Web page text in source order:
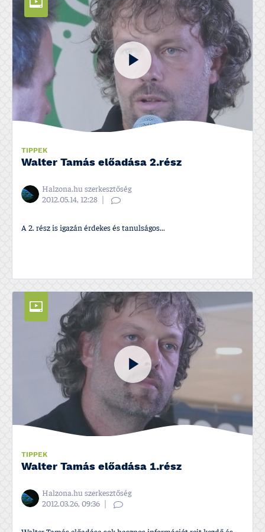
TIPPEK
Walter Tamás előadása 2.rész
Halzona.hu szerkesztőség
2012.05.14, 12:28
A 2. rész is igazán érdekes és tanulságos...
TIPPEK
Walter Tamás előadása 1.rész
Halzona.hu szerkesztőség
2012.03.26, 09:36